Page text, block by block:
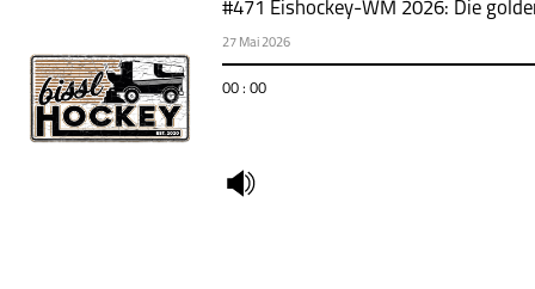
#471 Eishockey-WM 2026: Die
27 Mai 2026
00 : 00